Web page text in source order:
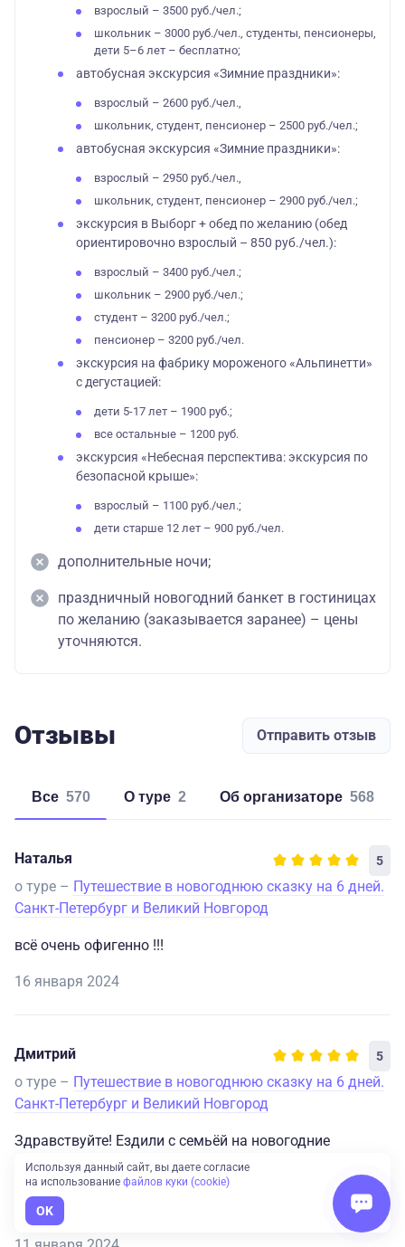
взрослый – 3500 руб./чел.;
школьник – 3000 руб./чел., студенты, пенсионеры,
дети 5–6 лет – бесплатно;
автобусная экскурсия «Зимние праздники»:
взрослый – 2600 руб./чел.,
школьник, студент, пенсионер – 2500 руб./чел.;
автобусная экскурсия «Зимние праздники»:
взрослый – 2950 руб./чел.,
школьник, студент, пенсионер – 2900 руб./чел.;
экскурсия в Выборг + обед по желанию (обед
ориентировочно взрослый – 850 руб./чел.):
взрослый – 3400 руб./чел.;
школьник – 2900 руб./чел.;
студент – 3200 руб./чел.;
пенсионер – 3200 руб./чел.
экскурсия на фабрику мороженого «Альпинетти»
с дегустацией:
дети 5-17 лет – 1900 руб.;
все остальные – 1200 руб.
экскурсия «Небесная перспектива: экскурсия по
безопасной крыше»:
взрослый – 1100 руб./чел.;
дети старше 12 лет – 900 руб./чел.
дополнительные ночи;
праздничный новогодний банкет в гостиницах
по желанию (заказывается заранее) – цены
уточняются.
Отзывы Отправить отзыв
Все 570 о туре 2 об организаторе 568
Наталья 5
о туре – Путешествие в новогоднюю сказку на 6 дней.
Санкт-Петербург и Великий Новгород
всё очень офигенно !!!
16 января 2024
Дмитрий 5
о туре – Путешествие в новогоднюю сказку на 6 дней.
Санкт-Петербург и Великий Новгород
Здравствуйте! Ездили с семьёй на новогодние
праздники в Питер, по программе оператора Большая
Страна. Нареканий нет, всё очень понравилось.
Спасибо Анне и Алине за помощь в выборе тура.
Используя данный сайт, вы даете согласие
на использование файлов куки (cookie)
OK